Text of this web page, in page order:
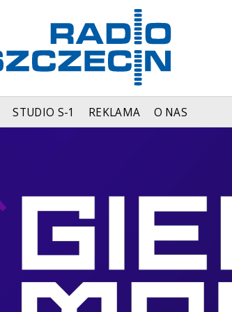
STUDIO S-1 REKLAMA O NAS